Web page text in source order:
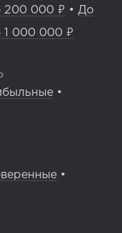
200 000 ₽ • До
1 000 000 ₽
•
•